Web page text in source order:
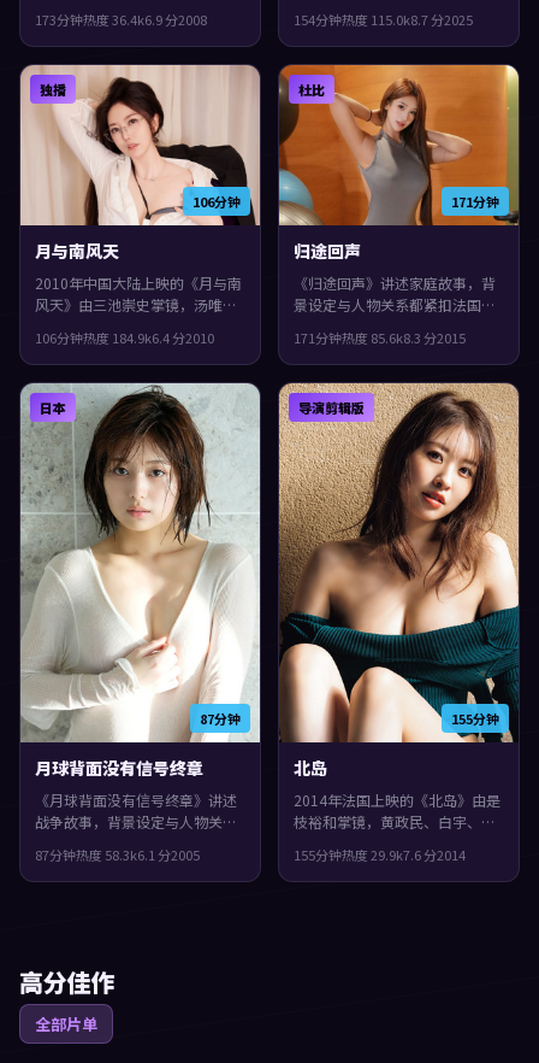
冯小刚执导，苍井优、菅田将
晖、王凯领衔。节奏前半段克制
蓄力，后半段集中爆发，片尾余
味很足。
173分钟热度36.4k6.9分2008
年上映，诺兰执导，王凯、孔
刘、雷佳音领衔。叙事在回忆与
现实之间交错推进，片尾余味很
足。
154分钟热度 115.0k8.7分2025
106分钟
独播
月与南风天
2010年中国大陆上映的《月与南
风天》由三池崇史掌镜，汤唯、
上偏冒险，镜头语言偏写实，细
节里埋着伏笔，观感紧凑，值得
推荐。
106分钟热度 184.9k6.4分2010
171分钟
杜比
归途回声
《归途回声》讲述家庭故事，背
景设定与人物关系都紧扣法国当
牧野执导，秦昊、全度妍、裴斗
娜领衔。叙事在回忆与现实之间
交错推进，片尾余味很足。
171分钟热度 85.6k8.3 分2015
87分钟
日本
月球背面没有信号终章
《月球背面没有信号终章》讲述
战争故事，背景设定与人物关系
2005年上映，林超贤执导，小松
菜奈、王凯、蒂尔达·斯文顿领
观众。
87分钟热度 58.3k6.1 分2005
155分钟
导演剪辑版
北岛
2014年法国上映的《北岛》由是
枝裕和掌镜，黄政民、白宇、任
节奏前半段克制蓄力，后半段集
中爆发，观感紧凑，值得推荐。
155分钟热度29.9k7.6分2014
高分佳作
全部片单